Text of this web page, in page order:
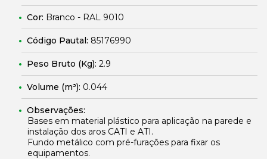
Cor: Branco - RAL 9010
Código Pautal: 85176990
Peso Bruto (Kg): 2.9
Volume (m³): 0.044
Observações:
Bases em material plástico para aplicação na parede e
instalação dos aros CATI e ATI.
Fundo metálico com pré-furações para fixar os
equipamentos.